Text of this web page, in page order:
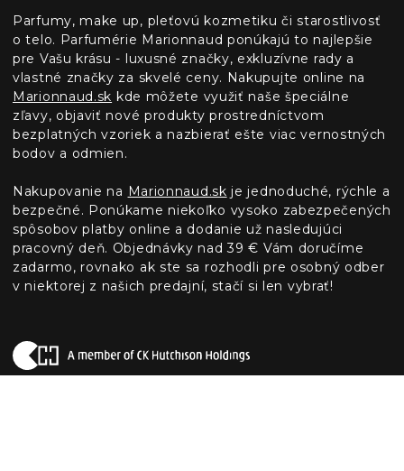
Parfumy, make up, pleťovú kozmetiku či starostlivosť
o telo. Parfumérie Marionnaud ponúkajú to najlepšie
pre Vašu krásu - luxusné značky, exkluzívne rady a
vlastné značky za skvelé ceny. Nakupujte online na
Marionnaud.sk kde môžete využiť naše špeciálne
zľavy, objaviť nové produkty prostredníctvom
bezplatných vzoriek a nazbierať ešte viac vernostných
bodov a odmien.
Nakupovanie na Marionnaud.sk je jednoduché, rýchle a
bezpečné. Ponúkame niekoľko vysoko zabezpečených
spôsobov platby online a dodanie už nasledujúci
pracovný deň. Objednávky nad 39 € Vám doručíme
zadarmo, rovnako ak ste sa rozhodli pre osobný odber
v niektorej z našich predajní, stačí si len vybrať!